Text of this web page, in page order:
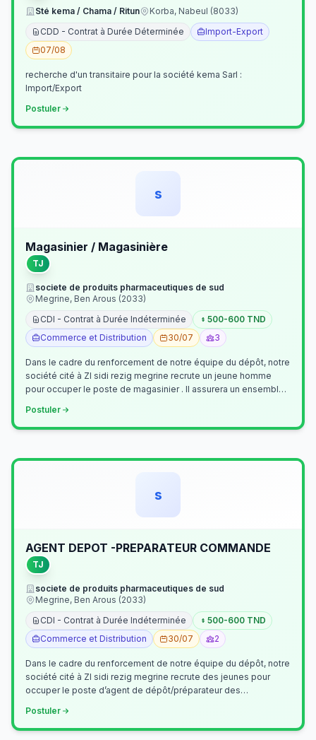
Sté kema / Chama / Ritun
Korba, Nabeul (8033)
CDD - Contrat à Durée Déterminée
Import-Export
07/08
recherche d'un transitaire pour la société kema Sarl :
Import/Export
Postuler
s
Magasinier / Magasinière
TJ
societe de produits pharmaceutiques de sud
Megrine, Ben Arous (2033)
CDI - Contrat à Durée Indéterminée
500-600 TND
Commerce et Distribution
30/07 3
Dans le cadre du renforcement de notre équipe du dépôt, notre
société cité à ZI sidi rezig megrine recrute un jeune homme
pour occuper le poste de magasinier . Il assurera un ensemble
Postuler
s
AGENT DEPOT -PREPARATEUR COMMANDE
TJ
societe de produits pharmaceutiques de sud
Megrine, Ben Arous (2033)
CDI - Contrat à Durée Indéterminée
500-600 TND
Commerce et Distribution
30/07 2
Dans le cadre du renforcement de notre équipe du dépôt, notre
société cité à ZI sidi rezig megrine recrute des jeunes pour
occuper le poste d’agent de dépôt/préparateur des
Postuler